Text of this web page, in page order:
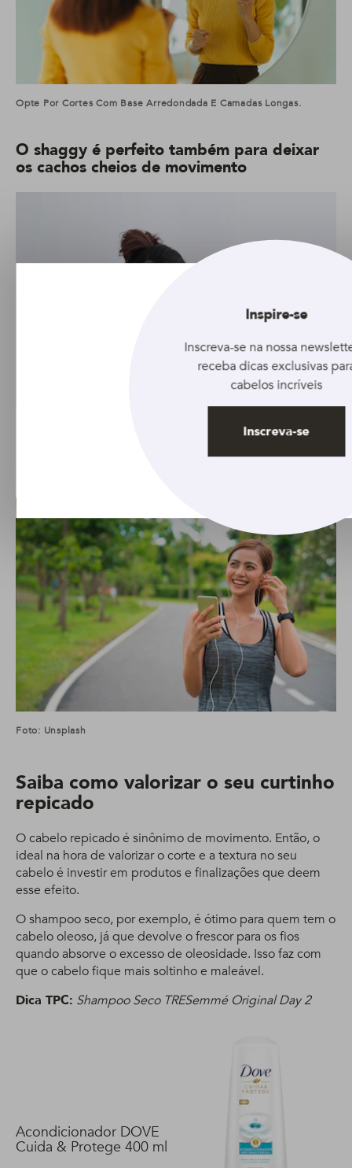
Opte Por Cortes Com Base Arredondada E Camadas Longas.
O shaggy é perfeito também para deixar
os cachos cheios de movimento
Foto: Unsplash
Saiba como valorizar o seu curtinho
repicado
O cabelo repicado é sinônimo de movimento. Então, o
ideal na hora de valorizar o corte e a textura no seu
cabelo é investir em produtos e finalizações que deem
esse efeito.
O shampoo seco, por exemplo, é ótimo para quem tem o
cabelo oleoso, já que devolve o frescor para os fios
quando absorve o excesso de oleosidade. Isso faz com
que o cabelo fique mais soltinho e maleável.
Dica TPC: Shampoo Seco TRESemmé Original Day 2
Acondicionador DOVE
Cuida & Protege 400 ml
Inspire-se
Inscreva-se na nossa
receba dicas exclusivas
cabelos incríveis
Inscreva-se